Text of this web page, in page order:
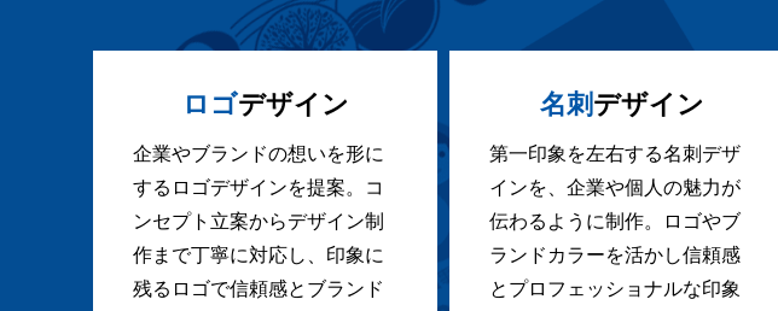
ロゴデザイン
企業やブランドの想いを形に
するロゴデザインを提案。コ
ンセプト立案からデザイン制
作まで丁寧に対応し、印象に
残るロゴで信頼感とブランド
名刺 デザイン
第一印象を左右する名刺デザ
インを、企業や個人の魅力が
伝わるように制作。ロゴやブ
ランドカラーを活かし信頼感
とプロフェッショナルな印象